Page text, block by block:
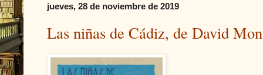
jueves, 28 de noviembre de 2019
Las niñas de Cádiz, de David